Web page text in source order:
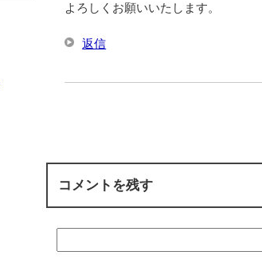
よろしくお願いいたします。
返信
コメントを残す